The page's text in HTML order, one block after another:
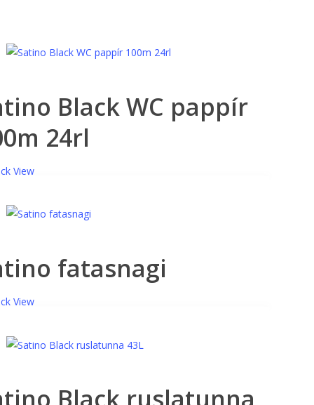
Black WC pappír
24rl
View
fatasnagi
View